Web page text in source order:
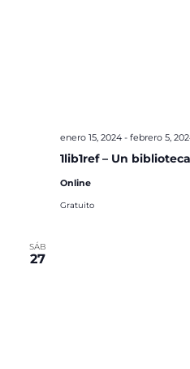
1lib1ref – Un
enero 15, 2024- febrero 5,
Online
Gratuito
SÁB
27